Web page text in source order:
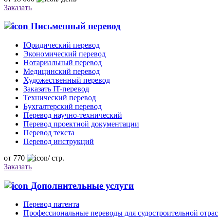
Заказать
Письменный перевод
Юридический перевод
Экономический перевод
Нотариальный перевод
Медицинский перевод
Художественный перевод
Заказать IT-перевод
Технический перевод
Бухгалтерский перевод
Перевод научно-технический
Перевод проектной документации
Перевод текста
Перевод инструкций
от 770 /стр.
Заказать
Дополнительные услуги
Перевод патента
Профессиональные переводы для судостроительной